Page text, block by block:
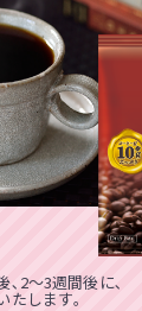
､2～3週間後に､
たします｡